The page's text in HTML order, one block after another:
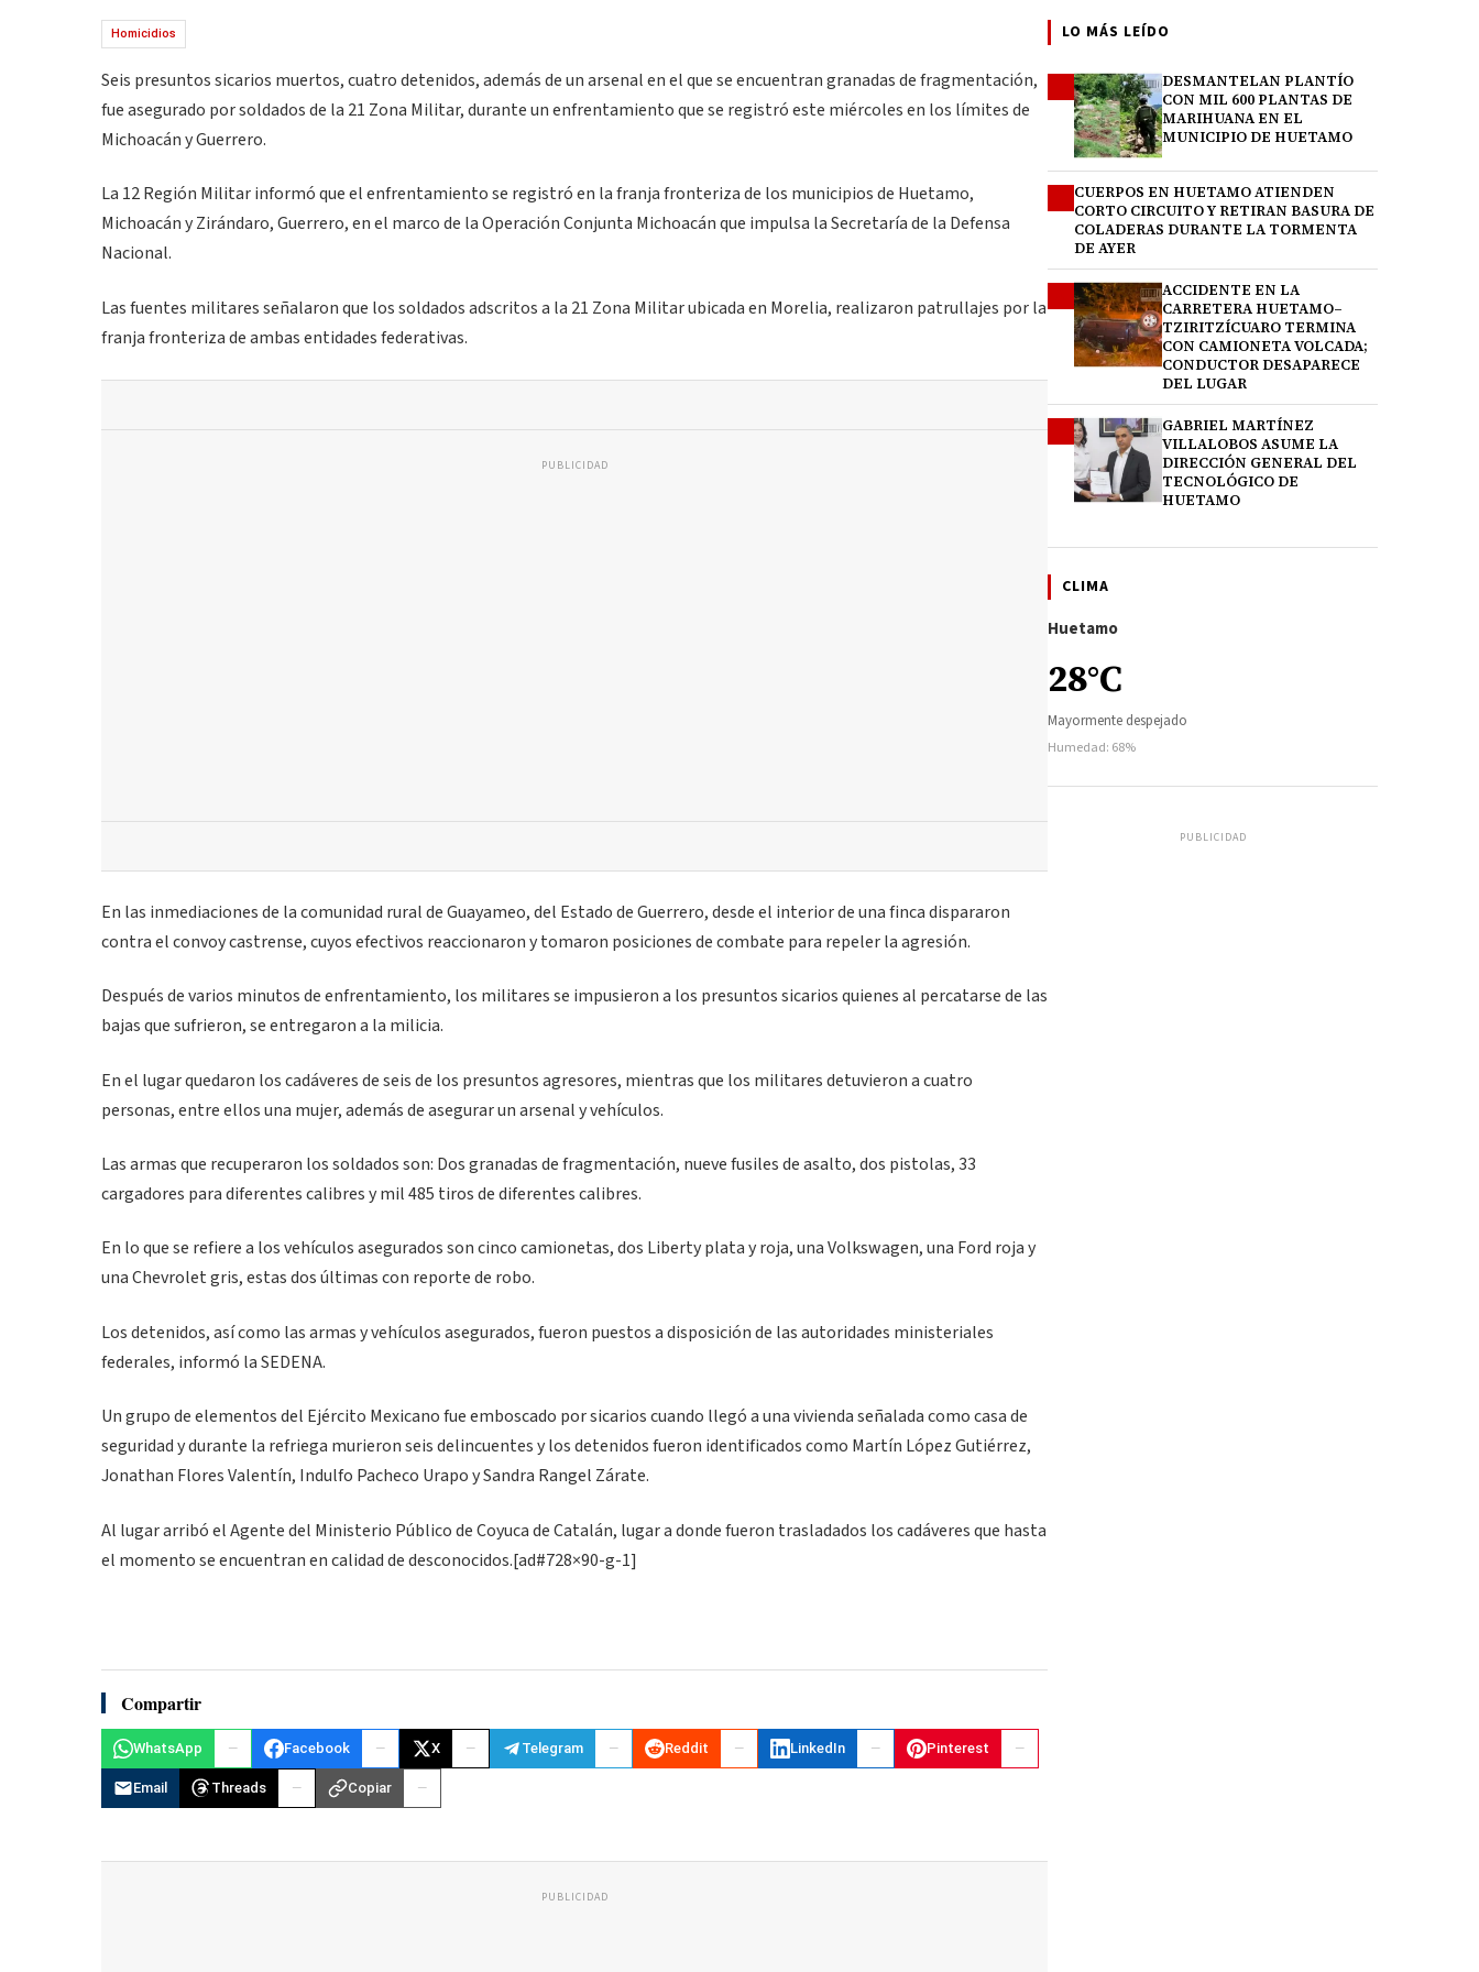
Homicidios
Seis presuntos sicarios muertos, cuatro detenidos, además de un arsenal en el que se encuentran granadas de fragmentación,
fue asegurado por soldados de la 21 Zona Militar, durante un enfrentamiento que se registró este miércoles en los límites de
Michoacán y Guerrero.
La 12 Región Militar informó que el enfrentamiento se registró en la franja fronteriza de los municipios de Huetamo,
Michoacán y Zirándaro, Guerrero, en el marco de la Operación Conjunta Michoacán que impulsa la Secretaría de la Defensa
Nacional.
Las fuentes militares señalaron que los soldados adscritos a la 21 Zona Militar ubicada en Morelia, realizaron patrullajes por la
franja fronteriza de ambas entidades federativas.
PUBLICIDAD
En las inmediaciones de la comunidad rural de Guayameo, del Estado de Guerrero, desde el interior de una finca dispararon
contra el convoy castrense, cuyos efectivos reaccionaron y tomaron posiciones de combate para repeler la agresión.
Después de varios minutos de enfrentamiento, los militares se impusieron a los presuntos sicarios quienes al percatarse de las
bajas que sufrieron, se entregaron a la milicia.
En el lugar quedaron los cadáveres de seis de los presuntos agresores, mientras que los militares detuvieron a cuatro
personas, entre ellos una mujer, además de asegurar un arsenal y vehículos.
Las armas que recuperaron los soldados son: Dos granadas de fragmentación, nueve fusiles de asalto, dos pistolas, 33
cargadores para diferentes calibres y mil 485 tiros de diferentes calibres.
En lo que se refiere a los vehículos asegurados son cinco camionetas, dos Liberty plata y roja, una Volkswagen, una Ford roja y
una Chevrolet gris, estas dos últimas con reporte de robo.
Los detenidos, así como las armas y vehículos asegurados, fueron puestos a disposición de las autoridades ministeriales
federales, informó la SEDENA.
Un grupo de elementos del Ejército Mexicano fue emboscado por sicarios cuando llegó a una vivienda señalada como casa de
seguridad y durante la refriega murieron seis delincuentes y los detenidos fueron identificados como Martín López Gutiérrez,
Jonathan Flores Valentín, Indulfo Pacheco Urapo y Sandra Rangel Zárate.
Al lugar arribó el Agente del Ministerio Público de Coyuca de Catalán, lugar a donde fueron trasladados los cadáveres que hasta
el momento se encuentran en calidad de desconocidos.[ad#728×90-g-1]
Compartir
WhatsApp Facebook X Telegram Reddit LinkedIn Pinterest
Email Threads Copiar
PUBLICIDAD
LO MÁS LEÍDO
DESMANTELAN PLANTÍO
CON MIL 600 PLANTAS DE
MARIHUANA EN EL
MUNICIPIO DE HUETAMO
CUERPOS EN HUETAMO ATIENDEN
CORTO CIRCUITO Y RETIRAN BASURA DE
COLADERAS DURANTE LA TORMENTA
DE AYER
ACCIDENTE EN LA
CARRETERA HUETAMO–
TZIRITZÍCUARO TERMINA
CON CAMIONETA VOLCADA;
CONDUCTOR DESAPARECE
DEL LUGAR
GABRIEL MARTÍNEZ
VILLALOBOS ASUME LA
DIRECCIÓN GENERAL DEL
TECNOLÓGICO DE
HUETAMO
CLIMA
Huetamo
28°C
Mayormente despejado
Humedad: 68%
PUBLICIDAD